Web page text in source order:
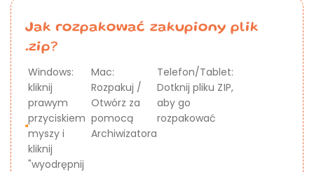
Jak rozpakować zakupiony plik
.zip?
Windows:
kliknij
prawym
przyciskiem
myszy i
kliknij
"wyodrępnij
Mac:
Rozpakuj /
Otwórz za
pomocą
Archiwizatora
Telefon/Tablet:
Dotknij pliku ZIP,
aby go
rozpakować